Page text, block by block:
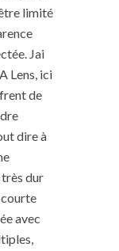
limité
Jai
Lens, ici
de
dire à
très dur
avec